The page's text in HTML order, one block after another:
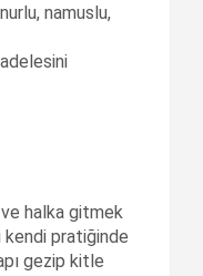
namuslu,
halka gitmek
kendi pratiğinde
gezip kitle